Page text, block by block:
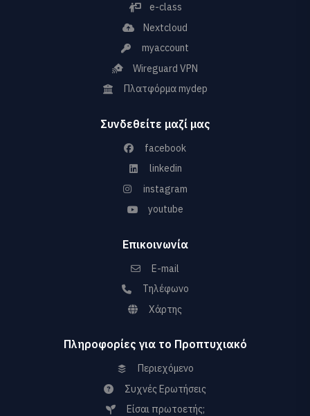
e-class
Nextcloud
myaccount
Wireguard VPN
Πλατφόρμα mydep
Συνδεθείτε μαζί μας
facebook
linkedin
instagram
youtube
Επικοινωνία
E-mail
Τηλέφωνο
Χάρτης
Πληροφορίες για το Προπτυχιακό
Περιεχόμενο
Συχνές Ερωτήσεις
Είσαι πρωτοετής;